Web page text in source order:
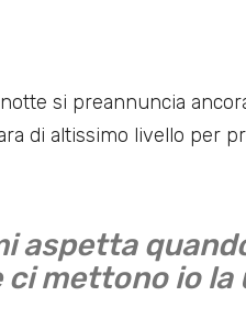
si preannuncia
di altissimo livello per
aspetta
ci mettono io